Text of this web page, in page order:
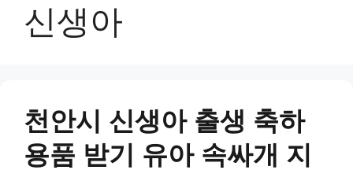
신생아
천안시 신생아 출생 축하
용품 받기 유아 속싸개 지